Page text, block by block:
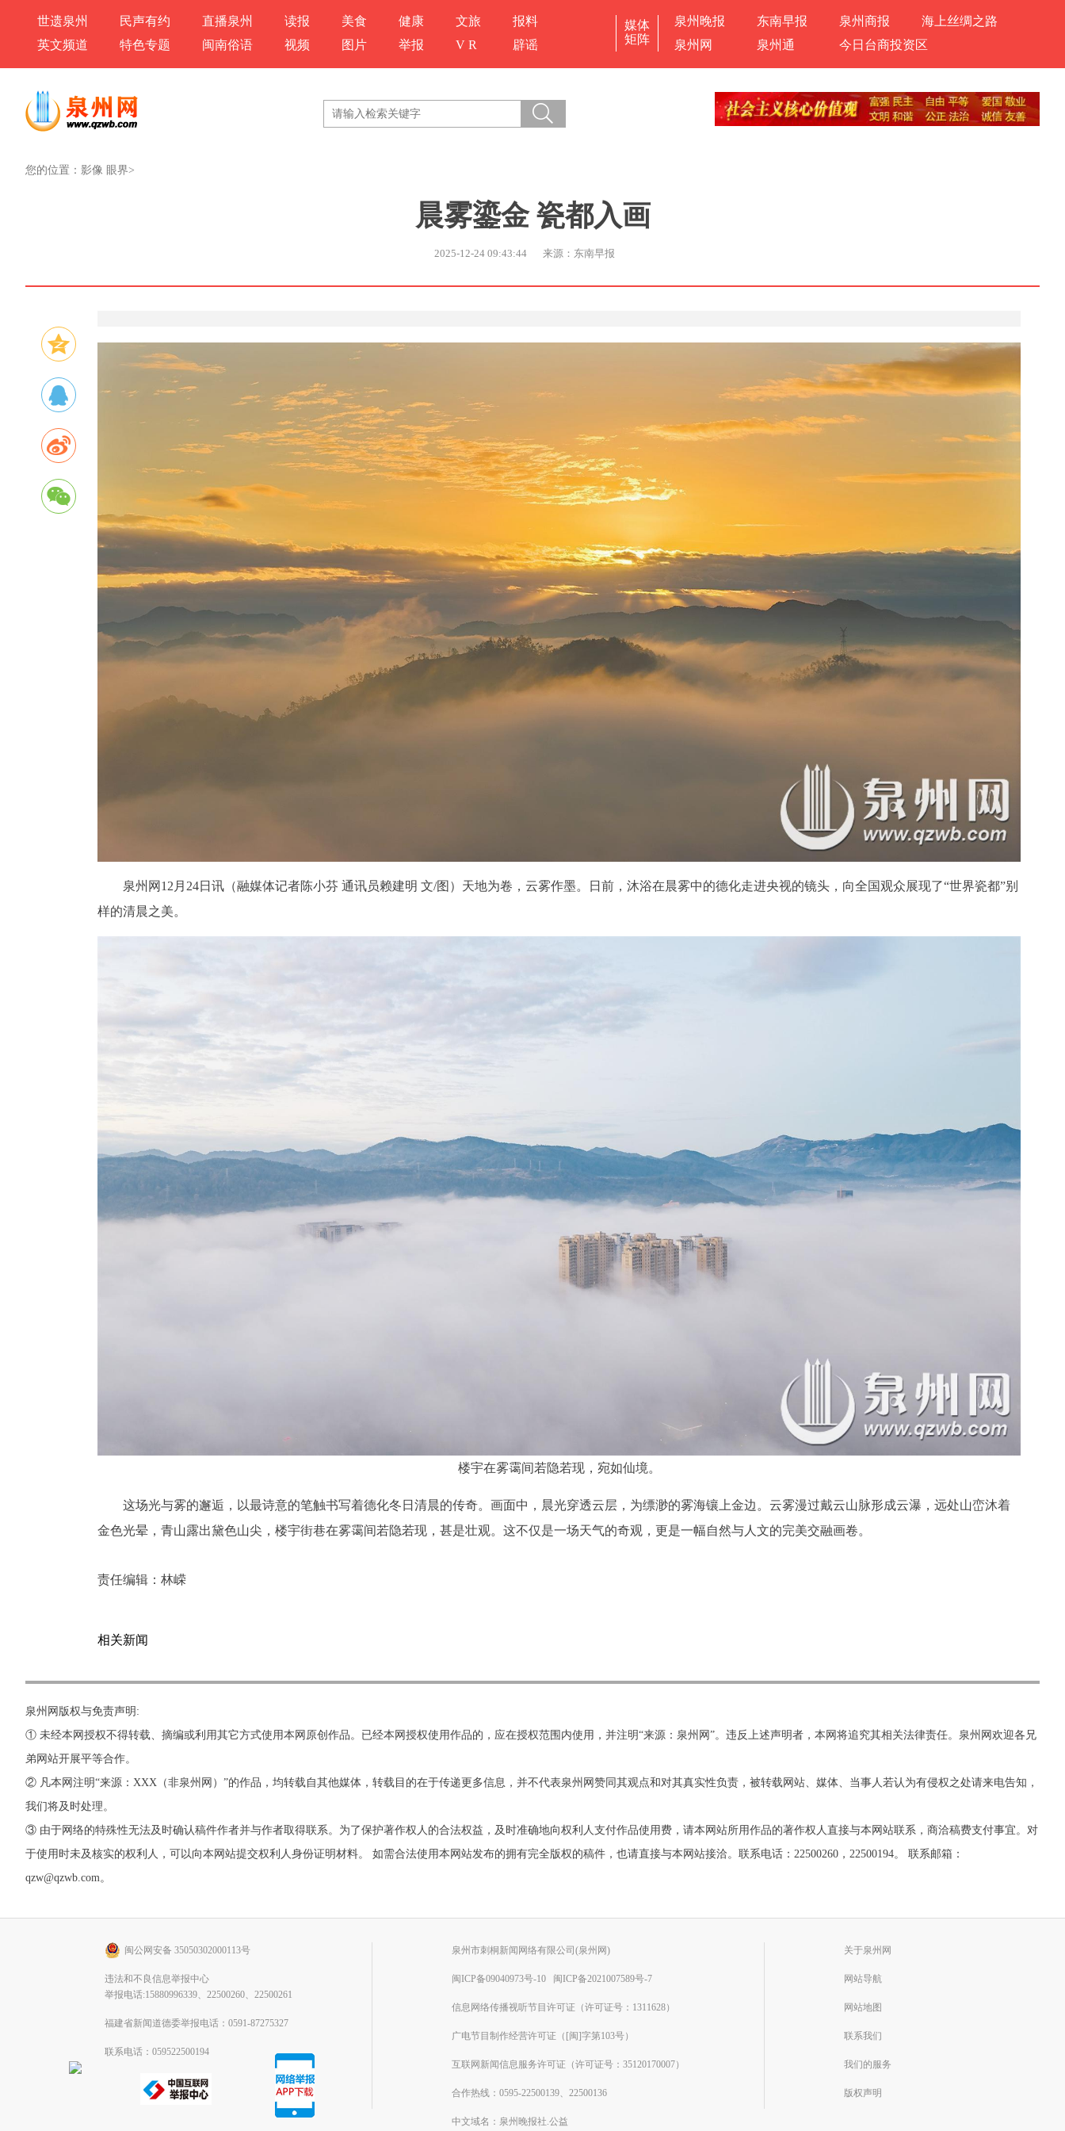
世遗泉州 民声有约 直播泉州 读报 美食 健康 文旅
报料
英文频道
特色专题 闽南俗语 视频 图片 举报 V R 辟谣
媒体
矩阵
泉州晚报 东南早报 泉州商报
海上丝绸之路
泉州网
泉州通 今日台商投资区
您的位置： 影像 眼界>
晨雾鎏金 瓷都入画
2025-12-24 09:43:44 来源：东南早报
泉州网12月24日讯（融媒体记者陈小芬 通讯员赖建明 文/图）天地为卷，云雾作墨。日前，沐浴在晨雾中的德化走进央视的镜头，向全国观众展现了“世界瓷都”别
样的清晨之美。
楼宇在雾霭间若隐若现，宛如仙境。
这场光与雾的邂逅，以最诗意的笔触书写着德化冬日清晨的传奇。画面中，晨光穿透云层，为缥渺的雾海镶上金边。云雾漫过戴云山脉形成云瀑，远处山峦沐着
金色光晕，青山露出黛色山尖，楼宇街巷在雾霭间若隐若现，甚是壮观。这不仅是一场天气的奇观，更是一幅自然与人文的完美交融画卷。
责任编辑： 林嵘
相关新闻
泉州网版权与免责声明:
① 未经本网授权不得转载、摘编或利用其它方式使用本网原创作品。已经本网授权使用作品的，应在授权范围内使用，并注明“来源：泉州网”。违反上述声明者，本网将追究其相关法律责任。泉州网欢迎各兄
弟网站开展平等合作。
② 凡本网注明“来源：XXX（非泉州网）”的作品，均转载自其他媒体，转载目的在于传递更多信息，并不代表泉州网赞同其观点和对其真实性负责，被转载网站、媒体、当事人若认为有侵权之处请来电告知，
我们将及时处理。
③ 由于网络的特殊性无法及时确认稿件作者并与作者取得联系。为了保护著作权人的合法权益，及时准确地向权利人支付作品使用费，请本网站所用作品的著作权人直接与本网站联系，商洽稿费支付事宜。对
于使用时未及核实的权利人，可以向本网站提交权利人身份证明材料。 如需合法使用本网站发布的拥有完全版权的稿件，也请直接与本网站接洽。联系电话：22500260，22500194。 联系邮箱：
qzw@qzwb.com。
闽公网安备 35050302000113号
违法和不良信息举报中心
举报电话:15880996339、22500260、22500261
福建省新闻道德委举报电话：0591-87275327
联系电话：059522500194
泉州市刺桐新闻网络有限公司(泉州网)
闽ICP备09040973号-10 闽ICP备2021007589号-7
信息网络传播视听节目许可证（许可证号：1311628）
广电节目制作经营许可证（[闽]字第103号）
互联网新闻信息服务许可证（许可证号：35120170007）
合作热线：0595-22500139、22500136
中文域名：泉州晚报社.公益
关于泉州网
网站导航
网站地图
联系我们
我们的服务
版权声明